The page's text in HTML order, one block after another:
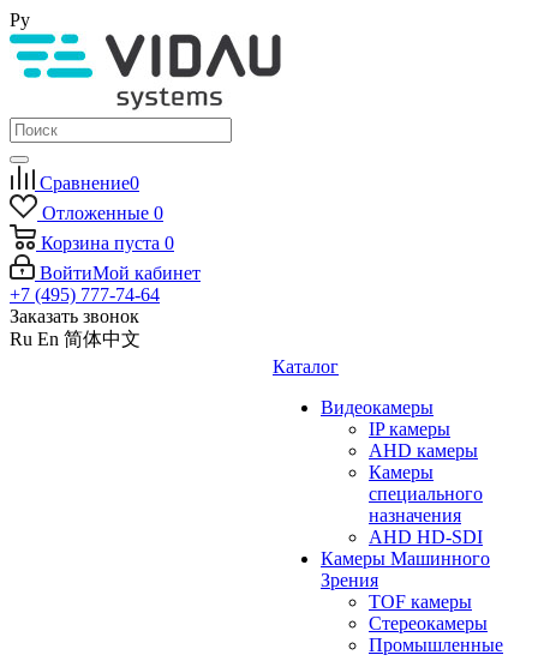
Ру
Сравнение0
Отложенные 0
Корзина пуста 0
ВойтиМой кабинет
+7 (495) 777-74-64
Заказать звонок
Ru En 简体中文
Каталог
Видеокамеры
IP камеры
AHD камеры
Камеры
специального
назначения
AHD HD-SDI
Камеры Машинного
Зрения
TOF камеры
Стереокамеры
Промышленные